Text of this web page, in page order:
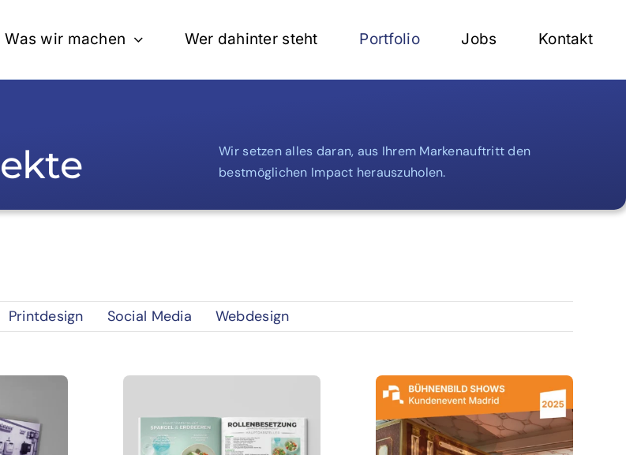
Was wir machen Wer dahinter steht Portfolio Jobs Kontakt
Wir setzen alles daran, aus Ihrem Markenauftritt den
bestmöglichen Impact herauszuholen.
Printdesign Social Media Webdesign